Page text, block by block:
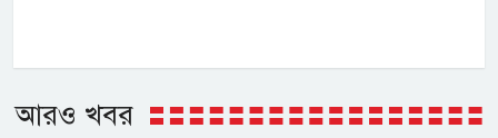
আরও খবর